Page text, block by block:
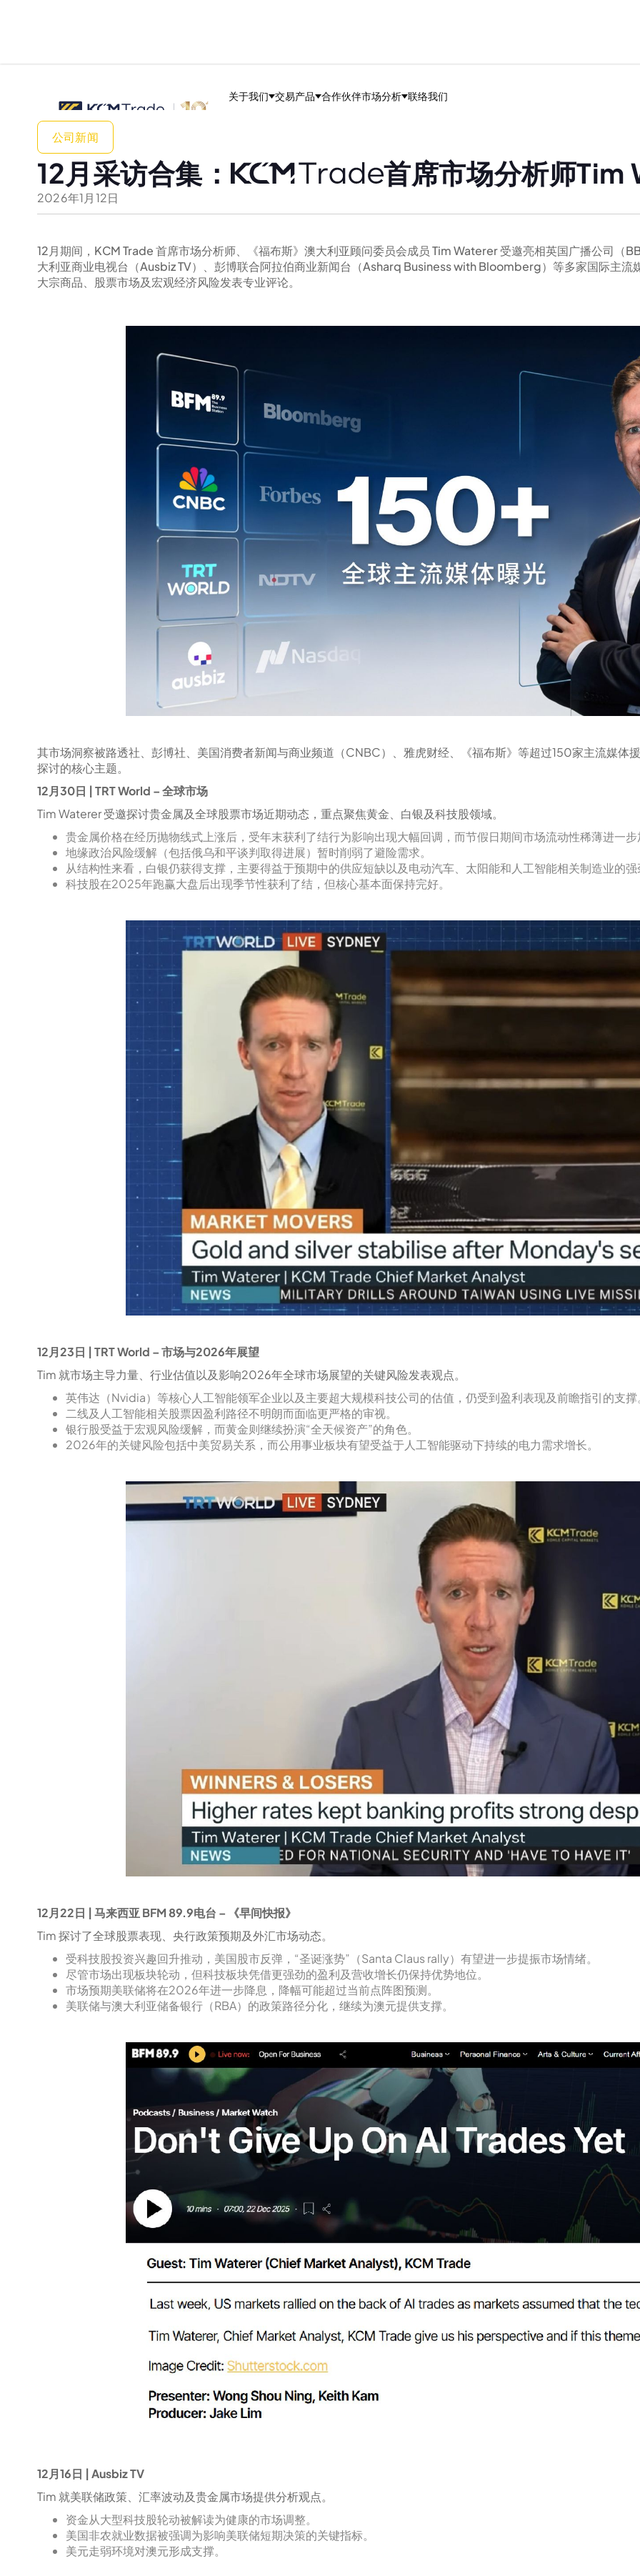
关于我们 交易产品 合作伙伴市场分析 联络我们
公司新闻
12月采访合集： 首席市场分析师Tim
2026年1月12日
12月期间，KCM Trade 首席市场分析师、《福布斯》澳大利亚顾问委员会成员 Tim Waterer 受邀亮相英国广播公司（
大利亚商业电视台（Ausbiz TV）、彭博联合阿拉伯商业新闻台（Asharq Business with Bloomberg）等多家国际主
大宗商品、股票市场及宏观经济风险发表专业评论。
其市场洞察被路透社、彭博社、美国消费者新闻与商业频道（CNBC）、雅虎财经、《福布斯》等超过150家主流媒体
探讨的核心主题。
12月30日 | TRT World – 全球市场
Tim Waterer 受邀探讨贵金属及全球股票市场近期动态，重点聚焦黄金、白银及科技股领域。
贵金属价格在经历抛物线式上涨后，受年末获利了结行为影响出现大幅回调，而节假日期间市场流动性稀薄进一
地缘政治风险缓解（包括俄乌和平谈判取得进展）暂时削弱了避险需求。
从结构性来看，白银仍获得支撑，主要得益于预期中的供应短缺以及电动汽车、太阳能和人工智能相关制造业的
科技股在2025年跑赢大盘后出现季节性获利了结，但核心基本面保持完好。
12月23日 | TRT World – 市场与2026年展望
Tim 就市场主导力量、行业估值以及影响2026年全球市场展望的关键风险发表观点。
英伟达（Nvidia）等核心人工智能领军企业以及主要超大规模科技公司的估值，仍受到盈利表现及前瞻指引的支撑
二线及人工智能相关股票因盈利路径不明朗而面临更严格的审视。
银行股受益于宏观风险缓解，而黄金则继续扮演“全天候资产”的角色。
2026年的关键风险包括中美贸易关系，而公用事业板块有望受益于人工智能驱动下持续的电力需求增长。
12月22日 | 马来西亚 BFM 89.9电台 – 《早间快报》
Tim 探讨了全球股票表现、央行政策预期及外汇市场动态。
受科技股投资兴趣回升推动，美国股市反弹，“圣诞涨势”（Santa Claus rally）有望进一步提振市场情绪。
尽管市场出现板块轮动，但科技板块凭借更强劲的盈利及营收增长仍保持优势地位。
市场预期美联储将在2026年进一步降息，降幅可能超过当前点阵图预测。
美联储与澳大利亚储备银行（RBA）的政策路径分化，继续为澳元提供支撑。
12月16日 | Ausbiz TV
Tim 就美联储政策、汇率波动及贵金属市场提供分析观点。
资金从大型科技股轮动被解读为健康的市场调整。
美国非农就业数据被强调为影响美联储短期决策的关键指标。
美元走弱环境对澳元形成支撑。